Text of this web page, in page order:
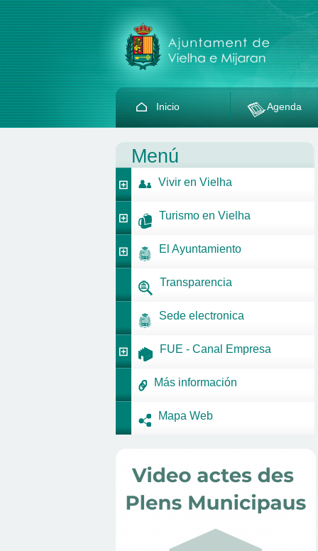
Inicio Agenda
Menú
Vivir en Vielha
Turismo en Vielha
El Ayuntamiento
Transparencia
Sede electronica
FUE - Canal Empresa
Más información
Mapa Web